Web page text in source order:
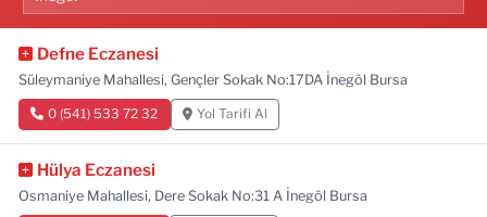
Defne Eczanesi
Süleymaniye Mahallesi, Gençler Sokak No:17DA İnegöl Bursa
0 (541) 533 72 32 Yol Tarifi Al
Hülya Eczanesi
Osmaniye Mahallesi, Dere Sokak No:31 A İnegöl Bursa